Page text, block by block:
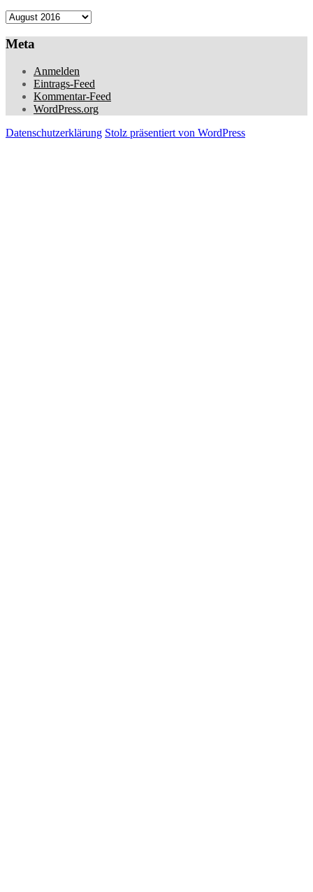
Archiv
Meta
Anmelden
Eintrags-Feed
Kommentar-Feed
WordPress.org
Datenschutzerklärung Stolz präsentiert von WordPress